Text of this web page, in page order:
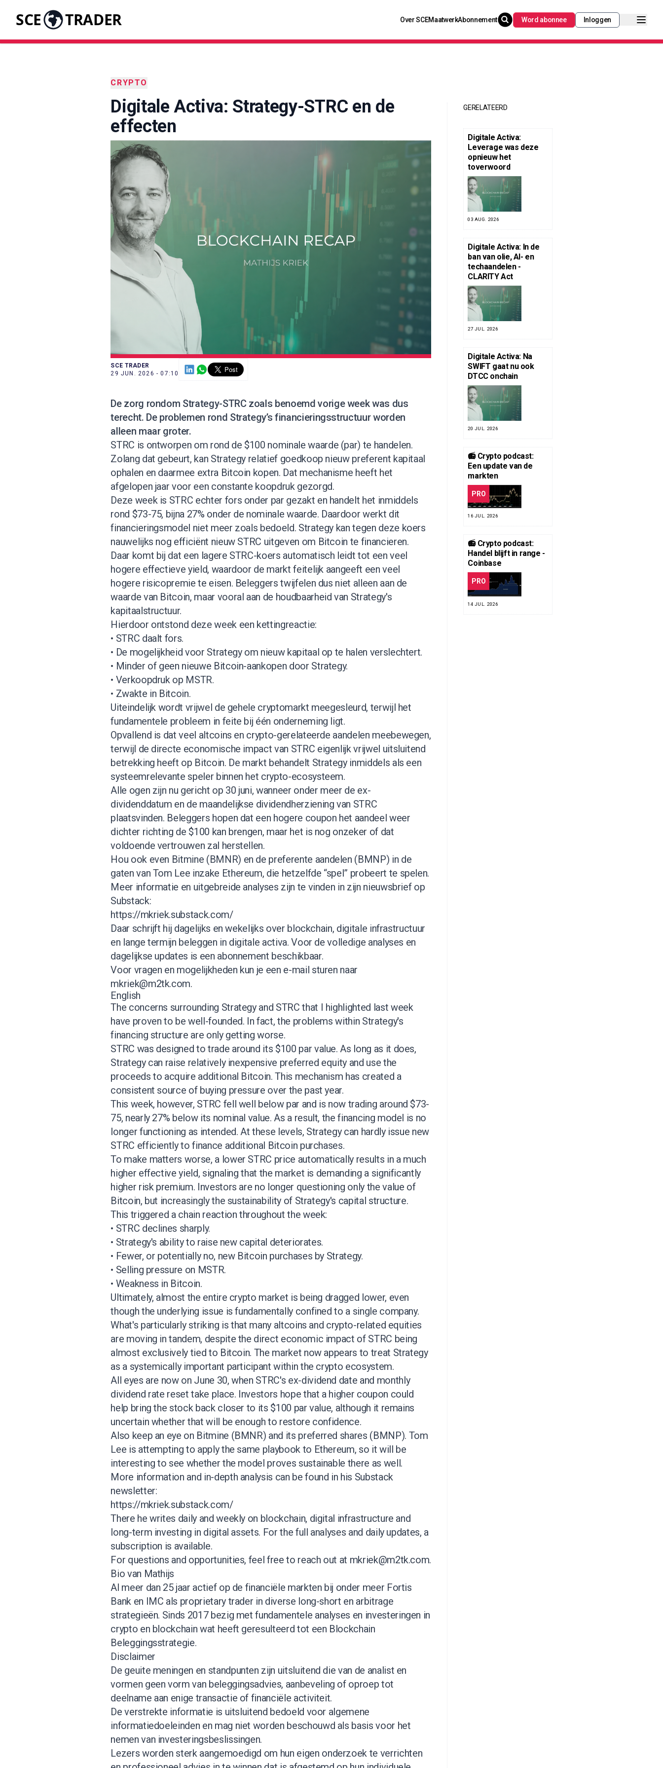
SCE TRADER Over SCEMaatwerkAbonnement Word abonnee Inloggen
CRYPTO
Digitale Activa: Strategy-STRC en de
effecten
SCE TRADER
29 JUN. 2026 - 07:10
De zorg rondom Strategy-STRC zoals benoemd vorige week was dus
terecht. De problemen rond Strategy’s financieringsstructuur worden
alleen maar groter.
STRC is ontworpen om rond de $100 nominale waarde (par) te handelen.
Zolang dat gebeurt, kan Strategy relatief goedkoop nieuw preferent kapitaal
ophalen en daarmee extra Bitcoin kopen. Dat mechanisme heeft het
afgelopen jaar voor een constante koopdruk gezorgd.
Deze week is STRC echter fors onder par gezakt en handelt het inmiddels
rond $73-75, bijna 27% onder de nominale waarde. Daardoor werkt dit
financieringsmodel niet meer zoals bedoeld. Strategy kan tegen deze koers
nauwelijks nog efficiënt nieuw STRC uitgeven om Bitcoin te financieren.
Daar komt bij dat een lagere STRC-koers automatisch leidt tot een veel
hogere effectieve yield, waardoor de markt feitelijk aangeeft een veel
hogere risicopremie te eisen. Beleggers twijfelen dus niet alleen aan de
waarde van Bitcoin, maar vooral aan de houdbaarheid van Strategy's
kapitaalstructuur.
Hierdoor ontstond deze week een kettingreactie:
• STRC daalt fors.
• De mogelijkheid voor Strategy om nieuw kapitaal op te halen verslechtert.
• Minder of geen nieuwe Bitcoin-aankopen door Strategy.
• Verkoopdruk op MSTR.
• Zwakte in Bitcoin.
Uiteindelijk wordt vrijwel de gehele cryptomarkt meegesleurd, terwijl het
fundamentele probleem in feite bij één onderneming ligt.
Opvallend is dat veel altcoins en crypto-gerelateerde aandelen meebewegen,
terwijl de directe economische impact van STRC eigenlijk vrijwel uitsluitend
betrekking heeft op Bitcoin. De markt behandelt Strategy inmiddels als een
systeemrelevante speler binnen het crypto-ecosysteem.
Alle ogen zijn nu gericht op 30 juni, wanneer onder meer de ex-
dividenddatum en de maandelijkse dividendherziening van STRC
plaatsvinden. Beleggers hopen dat een hogere coupon het aandeel weer
dichter richting de $100 kan brengen, maar het is nog onzeker of dat
voldoende vertrouwen zal herstellen.
Hou ook even Bitmine (BMNR) en de preferente aandelen (BMNP) in de
gaten van Tom Lee inzake Ethereum, die hetzelfde “spel” probeert te spelen.
Meer informatie en uitgebreide analyses zijn te vinden in zijn nieuwsbrief op
Substack:
https://mkriek.substack.com/
Daar schrijft hij dagelijks en wekelijks over blockchain, digitale infrastructuur
en lange termijn beleggen in digitale activa. Voor de volledige analyses en
dagelijkse updates is een abonnement beschikbaar.
Voor vragen en mogelijkheden kun je een e-mail sturen naar
mkriek@m2tk.com.
English
The concerns surrounding Strategy and STRC that I highlighted last week
have proven to be well-founded. In fact, the problems within Strategy's
financing structure are only getting worse.
STRC was designed to trade around its $100 par value. As long as it does,
Strategy can raise relatively inexpensive preferred equity and use the
proceeds to acquire additional Bitcoin. This mechanism has created a
consistent source of buying pressure over the past year.
This week, however, STRC fell well below par and is now trading around $73-
75, nearly 27% below its nominal value. As a result, the financing model is no
longer functioning as intended. At these levels, Strategy can hardly issue new
STRC efficiently to finance additional Bitcoin purchases.
To make matters worse, a lower STRC price automatically results in a much
higher effective yield, signaling that the market is demanding a significantly
higher risk premium. Investors are no longer questioning only the value of
Bitcoin, but increasingly the sustainability of Strategy's capital structure.
This triggered a chain reaction throughout the week:
• STRC declines sharply.
• Strategy's ability to raise new capital deteriorates.
• Fewer, or potentially no, new Bitcoin purchases by Strategy.
• Selling pressure on MSTR.
• Weakness in Bitcoin.
Ultimately, almost the entire crypto market is being dragged lower, even
though the underlying issue is fundamentally confined to a single company.
What's particularly striking is that many altcoins and crypto-related equities
are moving in tandem, despite the direct economic impact of STRC being
almost exclusively tied to Bitcoin. The market now appears to treat Strategy
as a systemically important participant within the crypto ecosystem.
All eyes are now on June 30, when STRC's ex-dividend date and monthly
dividend rate reset take place. Investors hope that a higher coupon could
help bring the stock back closer to its $100 par value, although it remains
uncertain whether that will be enough to restore confidence.
Also keep an eye on Bitmine (BMNR) and its preferred shares (BMNP). Tom
Lee is attempting to apply the same playbook to Ethereum, so it will be
interesting to see whether the model proves sustainable there as well.
More information and in-depth analysis can be found in his Substack
newsletter:
https://mkriek.substack.com/
There he writes daily and weekly on blockchain, digital infrastructure and
long-term investing in digital assets. For the full analyses and daily updates, a
subscription is available.
For questions and opportunities, feel free to reach out at mkriek@m2tk.com.
Bio van Mathijs
Al meer dan 25 jaar actief op de financiële markten bij onder meer Fortis
Bank en IMC als proprietary trader in diverse long-short en arbitrage
strategieën. Sinds 2017 bezig met fundamentele analyses en investeringen in
crypto en blockchain wat heeft geresulteerd tot een Blockchain
Beleggingsstrategie.
Disclaimer
De geuite meningen en standpunten zijn uitsluitend die van de analist en
vormen geen vorm van beleggingsadvies, aanbeveling of oproep tot
deelname aan enige transactie of financiële activiteit.
De verstrekte informatie is uitsluitend bedoeld voor algemene
informatiedoeleinden en mag niet worden beschouwd als basis voor het
nemen van investeringsbeslissingen.
Lezers worden sterk aangemoedigd om hun eigen onderzoek te verrichten
GERELATEERD
Digitale Activa:
Leverage was deze
opnieuw het
toverwoord
03 AUG. 2026
Digitale Activa: In de
ban van olie, AI- en
techaandelen -
CLARITY Act
27 JUL. 2026
Digitale Activa: Na
SWIFT gaat nu ook
DTCC onchain
20 JUL. 2026
📻 Crypto podcast:
Een update van de
markten
PRO
16 JUL. 2026
📻 Crypto podcast:
Handel blijft in range -
Coinbase
PRO
14 JUL. 2026